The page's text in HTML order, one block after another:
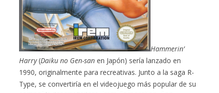
Hammerin’
Harry(Daiku no Gen-san en Japón) sería lanzado en
1990, originalmente para recreativas. Junto a la saga R-
Type, se convertiría en el videojuego más popular de su